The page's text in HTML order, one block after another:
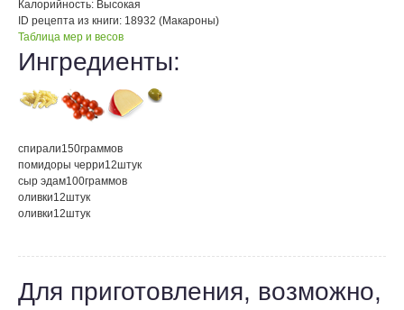
Калорийность: Высокая
ID рецепта из книги: 18932 (Макароны)
Таблица мер и весов
Ингредиенты:
спирали150граммов
помидоры черри12штук
сыр эдам100граммов
оливки12штук
оливки12штук
Для приготовления, возможно,